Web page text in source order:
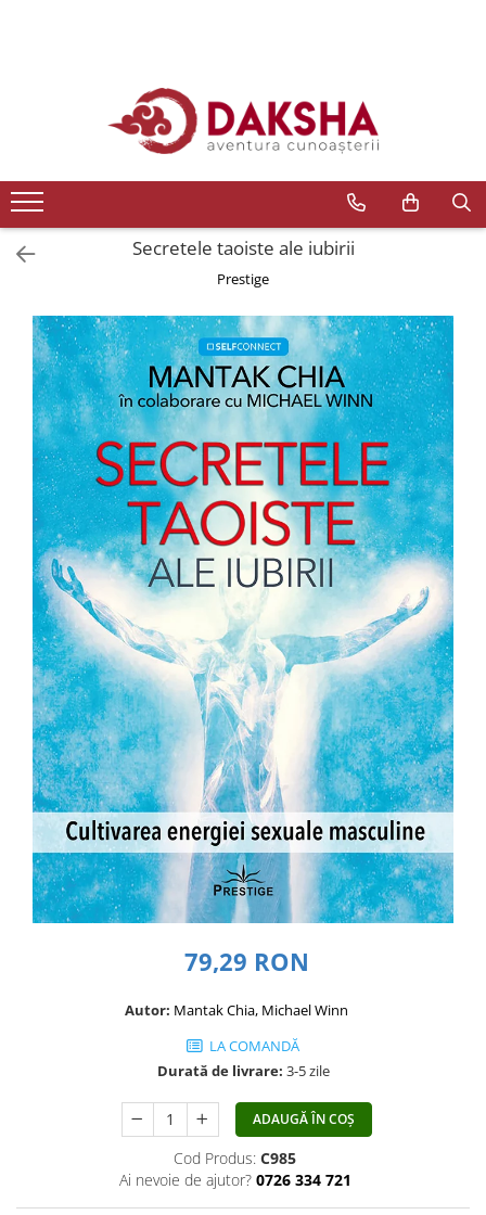
Editura Daksha
Seria Radu Cinamar
Seria Anton Parks
Seria David Icke
Seria Immanuel Velikovsky
Spiritualitate
Extratereștrii
OZN
Transformare spirituală
Psihologie
Dezvoltare personală
Astrologie
Știință
Seria Montauk
Mistere
Seria Chico Xavier
Seria Helena Blavatsky
Oracole
Sănătate
Umor
Ficțiune
Viata după moarte
Non-dualitate
Alimentație
Psihologie practică
Lumea îngerilor
Secretele taoiste ale iubirii
Prestige
79,29 RON
Autor: Mantak Chia, Michael Winn
LA COMANDĂ
Durată de livrare: 3-5 zile
ADAUGĂ ÎN COȘ
Cod Produs: C985
Ai nevoie de ajutor? 0726 334 721